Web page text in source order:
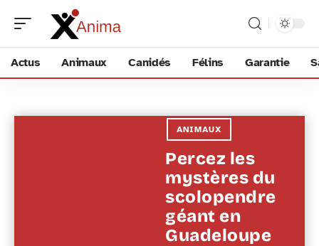
Actus Animaux Canidés Félins Garantie
ANIMAUX
Percez les
mystères du
scolopendre
géant en
Guadeloupe